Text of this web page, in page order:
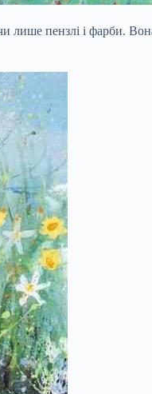
пензлі і фарби.